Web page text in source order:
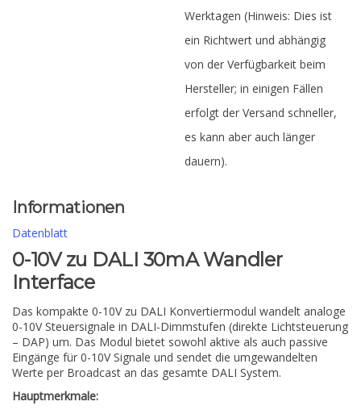
Werktagen (Hinweis: Dies ist
ein Richtwert und abhängig
von der Verfügbarkeit beim
Hersteller; in einigen Fällen
erfolgt der Versand schneller,
es kann aber auch länger
dauern).
Informationen
Datenblatt
0-10V zu DALI 30mA Wandler
Interface
Das kompakte 0-10V zu DALI Konvertiermodul wandelt analoge
0-10V Steuersignale in DALI-Dimmstufen (direkte Lichtsteuerung
– DAP) um. Das Modul bietet sowohl aktive als auch passive
Eingänge für 0-10V Signale und sendet die umgewandelten
Werte per Broadcast an das gesamte DALI System.
Hauptmerkmale: